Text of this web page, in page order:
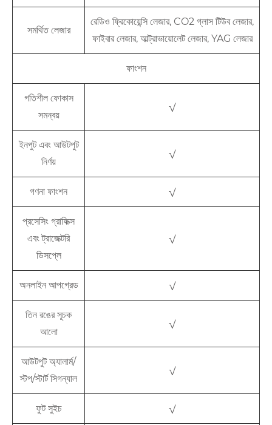
সমর্থিত লেজার
রেডিও ফ্রিকোয়েন্সি লেজার, CO2 গ্লাস টিউব লেজার,
ফাইবার লেজার, আল্ট্রাভায়োলেট লেজার, YAG লেজার
ফাংশন
গতিশীল ফোকাস
সমন্বয়
√
ইনপুট এবং আউটপুট
নির্ণয়
√
গণনা ফাংশন √
প্রসেসিং গ্রাফিক্স
এবং ট্রাজেক্টরি
ডিসপ্লে
√
অনলাইন আপগ্রেড √
তিন রঙের সূচক
আলো
√
আউটপুট অ্যালার্ম/
স্টপ/স্টার্ট সিগন্যাল
√
ফুট সুইচ √